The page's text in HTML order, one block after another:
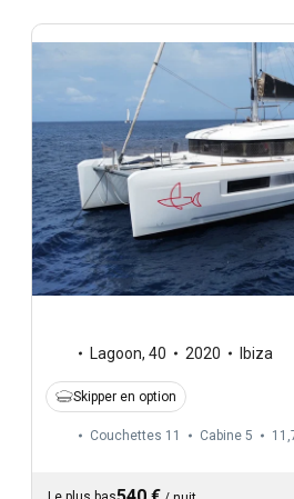
Lagoon, 40 2020 Ibiza
Skipper en option
Couchettes 11 Cabine 5